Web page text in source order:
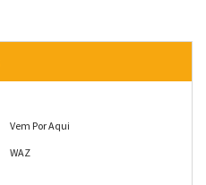
Vem Por Aqui
WAZ